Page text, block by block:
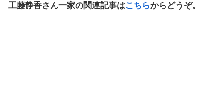
工藤静香さん一家の関連記事はこちらからどうぞ。